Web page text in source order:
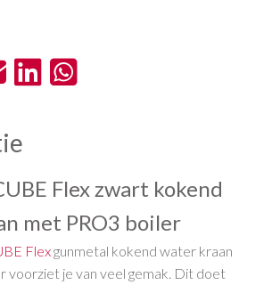
Flex zwart kokend
met PRO3 boiler
Flexgunmetal kokend water kraan
voorziet je van veel gemak. Dit doet